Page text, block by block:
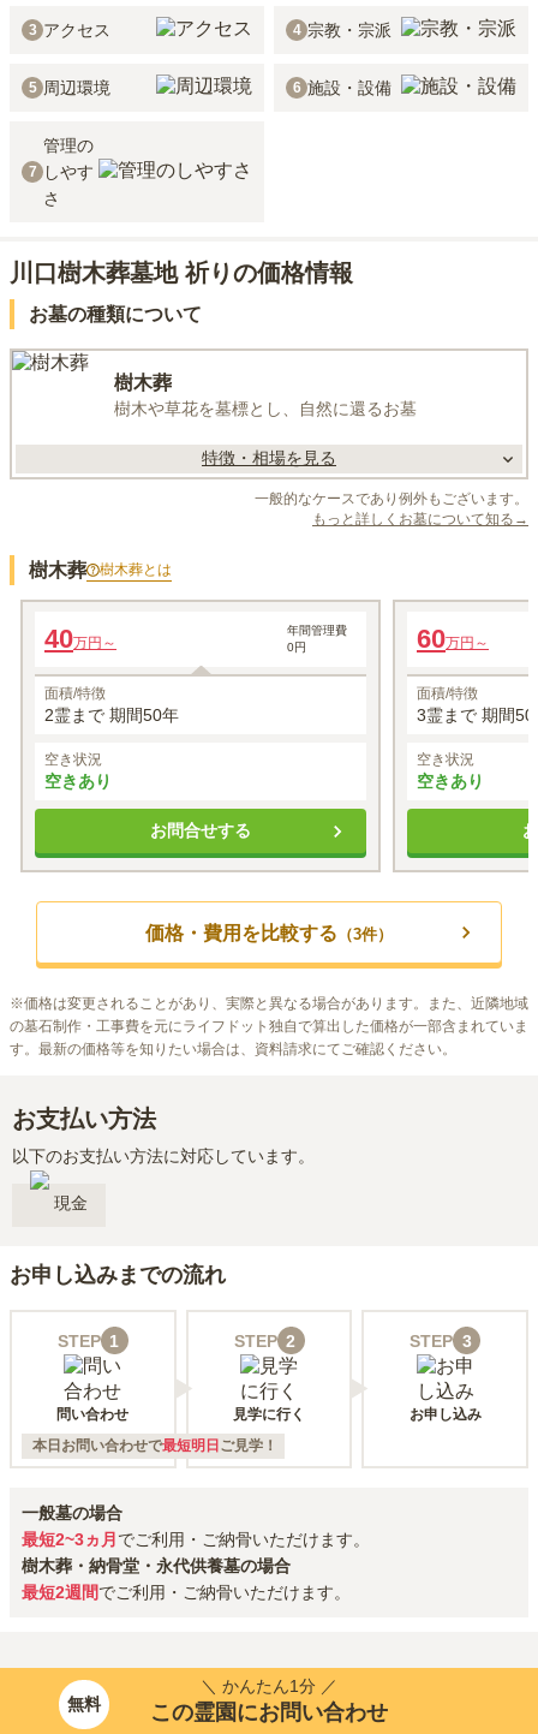
3 アクセス 4 宗教・宗派
5 周辺環境 6 施設・設備
7
管理の
しやす
さ
川口樹木葬墓地 祈りの価格情報
お墓の種類について
樹木葬
樹木や草花を墓標とし、自然に還るお墓
特徴・相場を見る
一般的なケースであり例外もございます。
もっと詳しくお墓について知る→
樹木葬 樹木葬とは
40万円～
年間管理費
0円
面積/特徴
2霊まで 期間50年
空き状況
空きあり
お問合せする
60万円～
面積/特徴
3霊まで 期間50
空き状況
空きあり
価格・費用を比較する （3件）
※価格は変更されることがあり、実際と異なる場合があります。また、近隣地域
の墓石制作・工事費を元にライフドット独自で算出した価格が一部含まれていま
す。最新の価格等を知りたい場合は、資料請求にてご確認ください。
お支払い方法
以下のお支払い方法に対応しています。
現金
お申し込みまでの流れ
STEP 1
問い合わせ
STEP 2
見学に行く
STEP 3
お申し込み
本日お問い合わせで最短明日 ご見学！
一般墓の場合
最短2~3ヵ月 でご利用・ご納骨いただけます。
樹木葬・納骨堂・永代供養墓の場合
最短2週間でご利用・ご納骨いただけます。
無料
＼ かんたん1分 ／
この霊園にお問い合わせ